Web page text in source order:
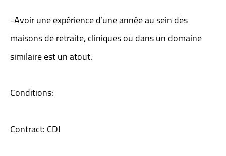
-Avoir une expérience d’une année au sein des
maisons de retraite, cliniques ou dans un domaine
similaire est un atout.
Conditions:
Contract: CDI